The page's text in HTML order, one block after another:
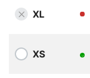
XL
XS